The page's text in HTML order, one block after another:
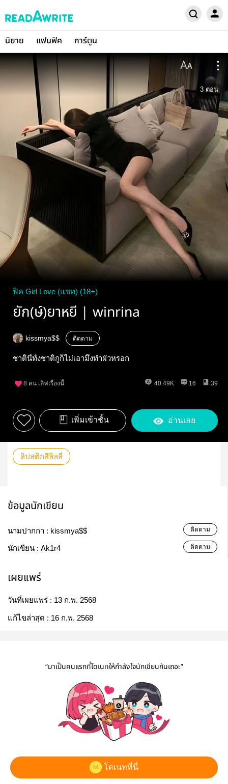
นิยาย แฟนฟิค การ์ตูน
3 ตอน
ฟิค Girl Love (แชท) (18+)
ยัก(ษ์)ยาหยี | winrina
kissmya$$ ติดตาม
ชาตินี้ทั้งชาติกูก็ไม่เอามึงทำผัวหรอก
8 คน เลิฟเรื่องนี้ 40.49K 16 39
เพิ่มเข้าชั้น อ่านเลย
ลิปสติกสีลิลลี่
ข้อมูลนักเขียน
นามปากกา : kissmya$$ ติดตาม
นักเขียน : Ak1r4 ติดตาม
เผยแพร่
วันที่เผยแพร่ : 13 ก.พ. 2568
แก้ไขล่าสุด : 16 ก.พ. 2568
“มาเป็นคนแรกที่โดเนทให้กำลังใจนักเขียนกันเถอะ”
โดเนทที่นี่